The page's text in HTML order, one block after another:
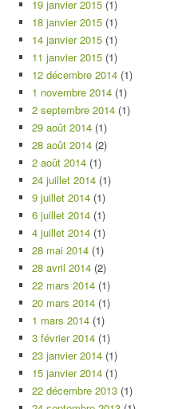
19 janvier 2015 (1)
18 janvier 2015 (1)
14 janvier 2015 (1)
11 janvier 2015 (1)
12 décembre 2014 (1)
1 novembre 2014 (1)
2 septembre 2014 (1)
29 août 2014 (1)
28 août 2014 (2)
2 août 2014 (1)
24 juillet 2014 (1)
9 juillet 2014 (1)
6 juillet 2014 (1)
4 juillet 2014 (1)
28 mai 2014 (1)
28 avril 2014 (2)
22 mars 2014 (1)
20 mars 2014 (1)
1 mars 2014 (1)
3 février 2014 (1)
23 janvier 2014 (1)
15 janvier 2014 (1)
22 décembre 2013 (1)